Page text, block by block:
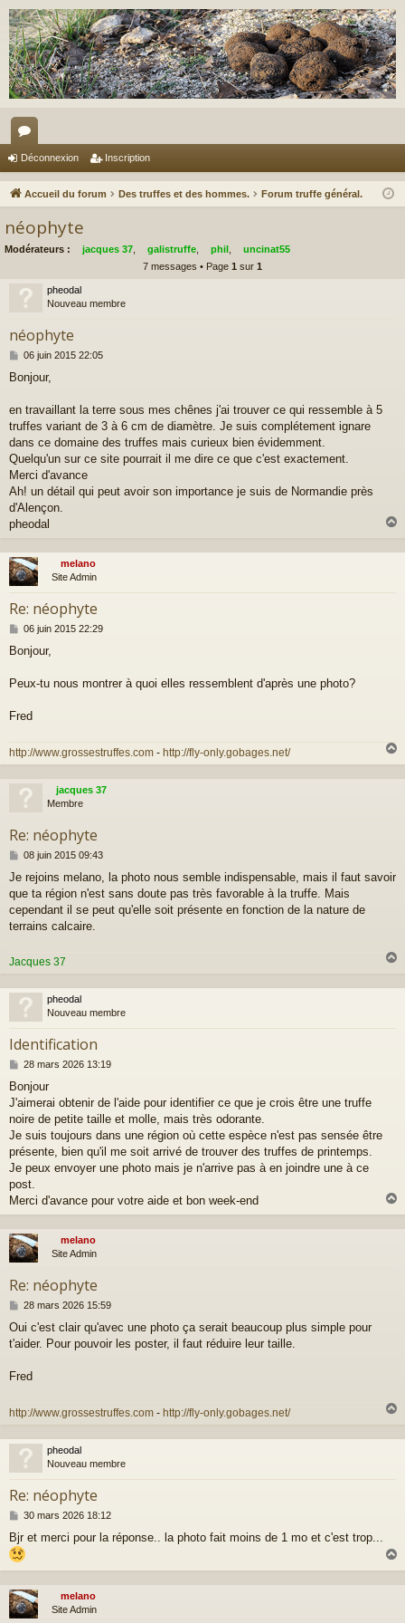
or
u
Déconnexion Inscription
Accueil du forum Des truffes et des hommes. Forum truffe général.
néophyte
Modérateurs : jacques 37 galistruffe phil
uncinat55
7 messages • Page 1 sur 1
pheodal
Nouveau membre
néophyte
M
s
a
g
06 juin 2015 22:05
Bonjour,
en travaillant la terre sous mes chênes j'ai trouver ce qui ressemble à 5
truffes variant de 3 à 6 cm de diamètre. Je suis complétement ignare
dans ce domaine des truffes mais curieux bien évidemment.
Quelqu'un sur ce site pourrait il me dire ce que c'est exactement.
Merci d'avance
Ah! un détail qui peut avoir son importance je suis de Normandie près
d'Alençon.
pheodal
u
melano
Site Admin
Re: néophyte
M
s
a
06 juin 2015 22:29
Bonjour,
Peux-tu nous montrer à quoi elles ressemblent d'après une photo?
Fred
http://www.grossestruffes.com - http://fly-only.gobages.net/
a
jacques 37
Membre
Re: néophyte
M
s
s
a
g
08 juin 2015 09:43
Je rejoins melano, la photo nous semble indispensable, mais il faut savoir
que ta région n'est sans doute pas très favorable à la truffe. Mais
cependant il se peut qu'elle soit présente en fonction de la nature de
terrains calcaire.
Jacques 37
u
pheodal
Nouveau membre
Identification
M
s
s
a
g
e
28 mars 2026 13:19
Bonjour
J'aimerai obtenir de l'aide pour identifier ce que je crois être une truffe
noire de petite taille et molle, mais très odorante.
Je suis toujours dans une région où cette espèce n'est pas sensée être
présente, bien qu'il me soit arrivé de trouver des truffes de printemps.
Je peux envoyer une photo mais je n'arrive pas à en joindre une à ce
post.
Merci d'avance pour votre aide et bon week-end
a
melano
Site Admin
Re: néophyte
M
s
s
g
28 mars 2026 15:59
Oui c'est clair qu'avec une photo ça serait beaucoup plus simple pour
t'aider. Pour pouvoir les poster, il faut réduire leur taille.
Fred
http://www.grossestruffes.com - http://fly-only.gobages.net/
u
pheodal
Nouveau membre
Re: néophyte
M
s
s
a
e
30 mars 2026 18:12
Bjr et merci pour la réponse.. la photo fait moins de 1 mo et c'est trop...
a
melano
Site Admin